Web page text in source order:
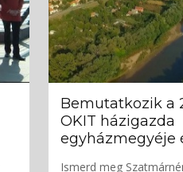
Bemutatkozik a
OKIT házigazda
egyházmegyéje
Ismerd meg